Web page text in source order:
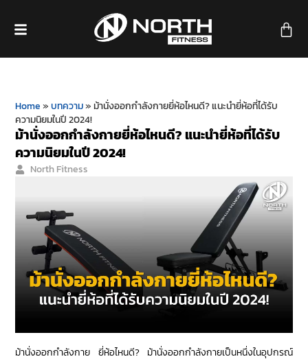
Home »บทความ»ม้านั่งออกกำลังกายยี่ห้อไหนดี? แนะนำยี่ห้อที่ได้รับ
ความนิยมในปี 2024!
ม้านั่งออกกำลังกายยี่ห้อไหนดี? แนะนำยี่ห้อที่ได้รับ
ความนิยมในปี 2024!
North Fitness
ม้านั่งออกกำลังกาย ยี่ห้อไหนดี? ม้านั่งออกกำลังกายเป็นหนึ่งในอุปกรณ์